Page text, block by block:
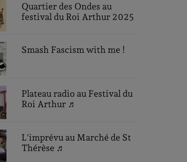
Quartier des Ondes au
festival du Roi Arthur 2025
Smash Fascism with me !
Plateau radio au Festival du
Roi Arthur ♬
L'imprévu au Marché de St
Thérèse ♬